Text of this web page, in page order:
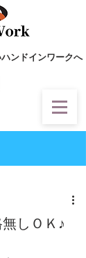
ンドインワークへ
しＯＫ♪